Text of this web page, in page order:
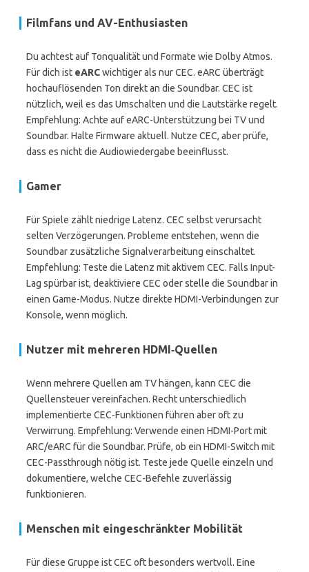
Filmfans und AV-Enthusiasten
Du achtest auf Tonqualität und Formate wie Dolby Atmos.
Für dich ist eARCwichtiger als nur CEC. eARC überträgt
hochauflösenden Ton direkt an die Soundbar. CEC ist
nützlich, weil es das Umschalten und die Lautstärke regelt.
Empfehlung: Achte auf eARC-Unterstützung bei TV und
Soundbar. Halte Firmware aktuell. Nutze CEC, aber prüfe,
dass es nicht die Audiowiedergabe beeinflusst.
Gamer
Für Spiele zählt niedrige Latenz. CEC selbst verursacht
selten Verzögerungen. Probleme entstehen, wenn die
Soundbar zusätzliche Signalverarbeitung einschaltet.
Empfehlung: Teste die Latenz mit aktivem CEC. Falls Input-
Lag spürbar ist, deaktiviere CEC oder stelle die Soundbar in
einen Game-Modus. Nutze direkte HDMI-Verbindungen zur
Konsole, wenn möglich.
Nutzer mit mehreren HDMI‑Quellen
Wenn mehrere Quellen am TV hängen, kann CEC die
Quellensteuer vereinfachen. Recht unterschiedlich
implementierte CEC-Funktionen führen aber oft zu
Verwirrung. Empfehlung: Verwende einen HDMI-Port mit
ARC/eARC für die Soundbar. Prüfe, ob ein HDMI-Switch mit
CEC-Passthrough nötig ist. Teste jede Quelle einzeln und
dokumentiere, welche CEC-Befehle zuverlässig
funktionieren.
Menschen mit eingeschränkter Mobilität
Für diese Gruppe ist CEC oft besonders wertvoll. Eine